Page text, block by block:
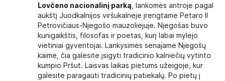
Tualetu autobuse prašome naudotis tik
skirti avariniam stiklo išdaužimui.
25 kg. Bagažas kelionės metu
tik būtiniausius daiktus.
Lovčeno nacionalinį parką , lankomės antroje pagal
aukštį Juodkalnijos viršukalnėje įrengtame Petaro II
Petrovičiaus-Njegošo mauzoliejuje. Njegošas buvo
kunigaikštis, filosofas ir poetas, kurį labai mylėjo
vietiniai gyventojai. Lankysimės senajame Njegošų
kaime, čia galėsite įsigyti tradicinio kalniečių vytinto
kumpio Pršut. Laisvas laikas pietums užeigoje, kur
galėsite paragauti tradicinių patiekalų. Po pietų į